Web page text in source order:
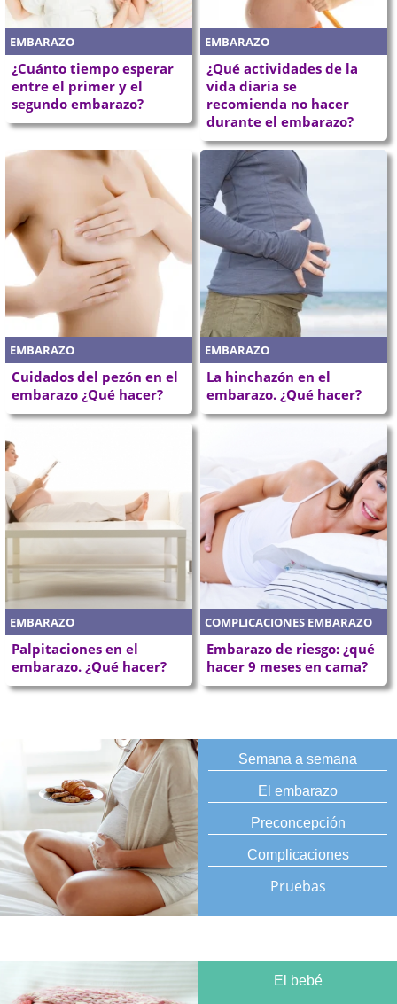
EMBARAZO
¿Cuánto tiempo esperar
entre el primer y el
segundo embarazo?
EMBARAZO
¿Qué actividades de la
vida diaria se
recomienda no hacer
durante el embarazo?
EMBARAZO
Cuidados del pezón en el
embarazo ¿Qué hacer?
EMBARAZO
La hinchazón en el
embarazo. ¿Qué hacer?
EMBARAZO
Palpitaciones en el
embarazo. ¿Qué hacer?
COMPLICACIONES EMBARAZO
Embarazo de riesgo: ¿qué
hacer 9 meses en cama?
Semana a semana
El embarazo
Preconcepción
Complicaciones
Pruebas
El bebé